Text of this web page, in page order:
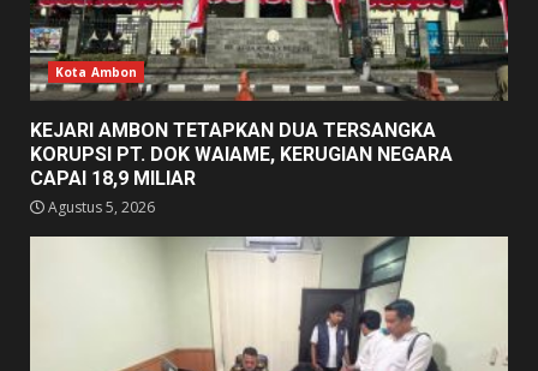
Kota Ambon
KEJARI AMBON TETAPKAN DUA TERSANGKA
KORUPSI PT. DOK WAIAME, KERUGIAN NEGARA
CAPAI 18,9 MILIAR
Agustus 5, 2026